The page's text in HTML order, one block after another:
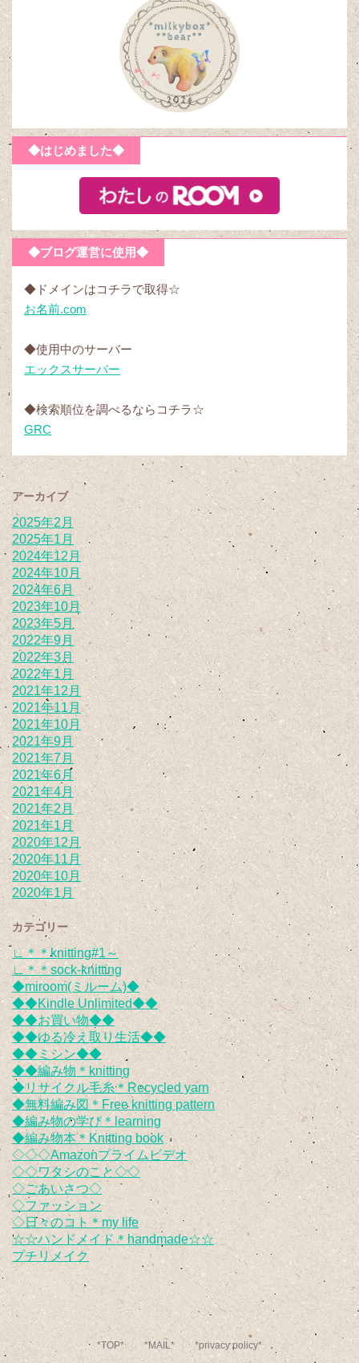
◆はじめました◆
◆ブログ運営に使用◆
◆ドメインはコチラで取得☆
お名前.com
◆使用中のサーバー
エックスサーバー
◆検索順位を調べるならコチラ☆
GRC
アーカイブ
2025年2月
2025年1月
2024年12月
2024年10月
2024年6月
2023年10月
2023年5月
2022年9月
2022年3月
2022年1月
2021年12月
2021年11月
2021年10月
2021年9月
2021年7月
2021年6月
2021年4月
2021年2月
2021年1月
2020年12月
2020年11月
2020年10月
2020年1月
カテゴリー
∟＊＊knitting#1～
∟＊＊sock-knitting
◆miroom(ミルーム)◆
◆◆Kindle Unlimited◆◆
◆◆お買い物◆◆
◆◆ゆる冷え取り生活◆◆
◆◆ミシン◆◆
◆◆編み物＊knitting
◆リサイクル毛糸＊Recycled yarn
◆無料編み図＊Free knitting pattern
◆編み物の学び＊learning
◆編み物本＊Knitting book
◇◇◇Amazonプライムビデオ
◇◇ワタシのこと◇◇
◇ごあいさつ◇
◇ファッション
◇日々のコト＊my life
☆☆ハンドメイド＊handmade☆☆
プチリメイク
*TOP* *MAIL* *privacy policy*